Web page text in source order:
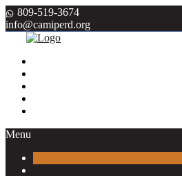
809-519-3674
info@camiperd.org
Menu